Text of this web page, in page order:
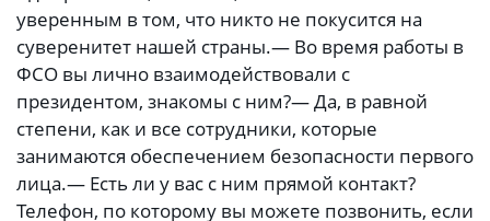
уверенным в том, что никто не покусится на
суверенитет нашей страны.— Во время работы в
ФСО вы лично взаимодействовали с
президентом, знакомы с ним?— Да, в равной
степени, как и все сотрудники, которые
занимаются обеспечением безопасности первого
лица.— Есть ли у вас с ним прямой контакт?
Телефон, по которому вы можете позвонить, если